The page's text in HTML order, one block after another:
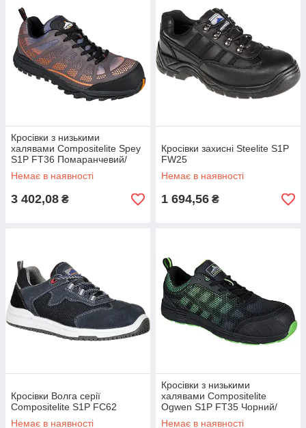
Кросівки з низькими
халявами Compositelite Spey
S1P FT36 Помаранчевий/
Чорний, 37
Немає в наявності
3 402,08 ₴
Кросівки захисні Steelite S1P
FW25
Немає в наявності
1 694,56 ₴
Кросівки Волга серії
Compositelite S1P FC62
Немає в наявності
Кросівки з низькими
халявами Compositelite
Ogwen S1P FT35 Чорний/
Зелений
Немає в наявності